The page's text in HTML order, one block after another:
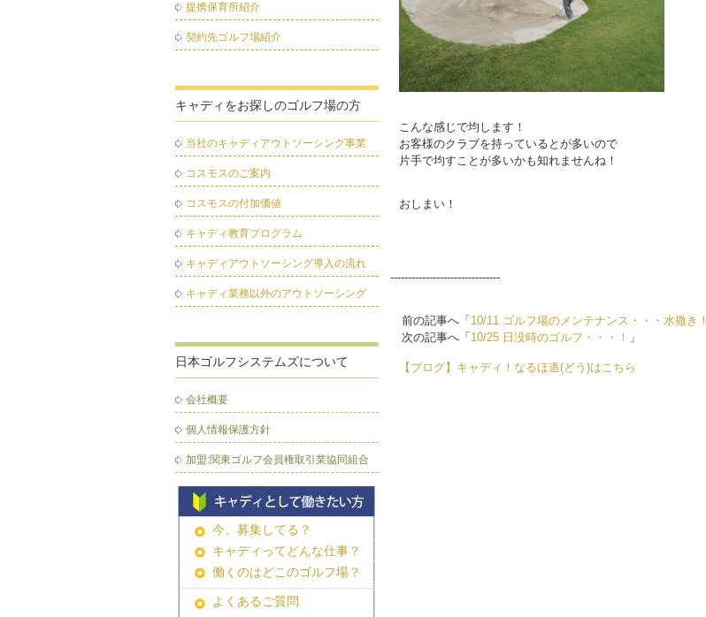
こんな感じで均します！
お客様のクラブを持っているとが多いので
片手で均すことが多いかも知れませんね！
おしまい！
-------------------------------
前の記事へ「 10/11 ゴルフ場のメンテナンス・・・水撒き！
次の記事へ「 10/25 日没時のゴルフ・・・！ 」
【ブログ】キャディ！なるほ道(どう)はこちら
提携保育所紹介
契約先ゴルフ場紹介
キャディをお探しのゴルフ場の方
当社のキャディアウトソーシング事業
コスモスのご案内
コスモスの付加価値
キャディ教育プログラム
キャディアウトソーシング導入の流れ
キャディ業務以外のアウトソーシング
日本ゴルフシステムズについて
会社概要
個人情報保護方針
加盟:関東ゴルフ会員権取引業協同組合
今、募集してる？
キャディってどんな仕事？
働くのはどこのゴルフ場？
よくあるご質問